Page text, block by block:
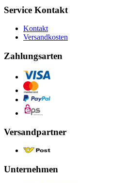
Service Kontakt
Kontakt
Versandkosten
Zahlungsarten
Versandpartner
Unternehmen